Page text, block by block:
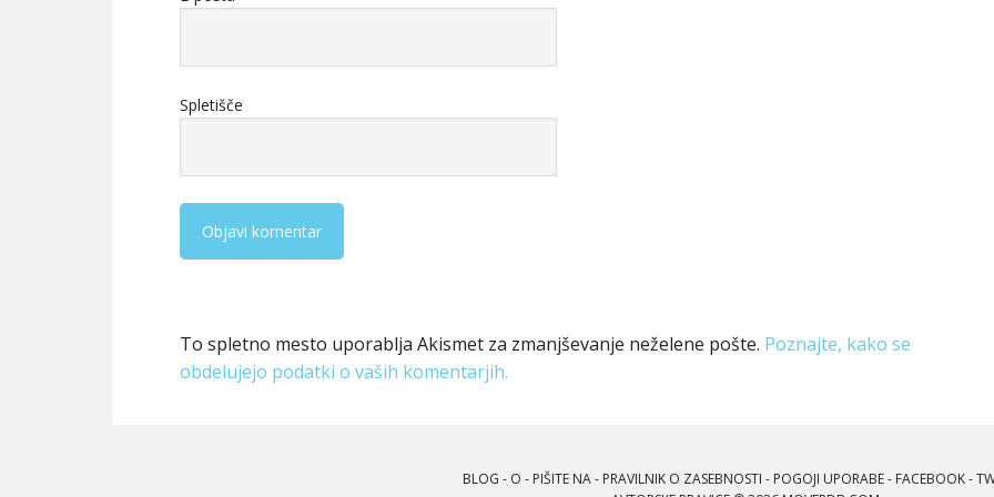
Spletišče
To spletno mesto uporablja Akismet za zmanjševanje neželene pošte. Poznajte, kako se
obdelujejo podatki o vaših komentarjih.
BLOG - O - PIŠITE NA- PRAVILNIK O ZASEBNOSTI - POGOJI UPORABE- FACEBOOK-